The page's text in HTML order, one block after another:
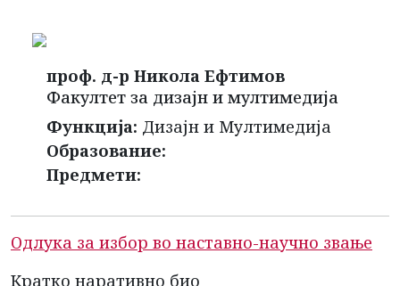
проф. д-р Никола Ефтимов
Факултет за дизајн и мултимедија
Функција: Дизајн и Мултимедија
Образование:
Предмети:
Одлука за избор во наставно-научно звање
Кратко наративно био